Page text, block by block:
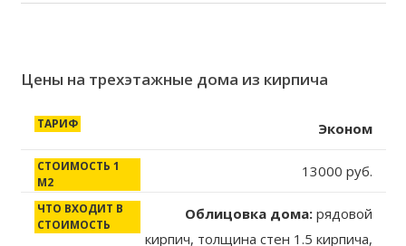
Цены на трехэтажные дома из кирпича
Тариф
строительства
Эконом
13000 руб.
Облицовка дома:рядовой
кирпич, толщина стен 1.5 кирпича,